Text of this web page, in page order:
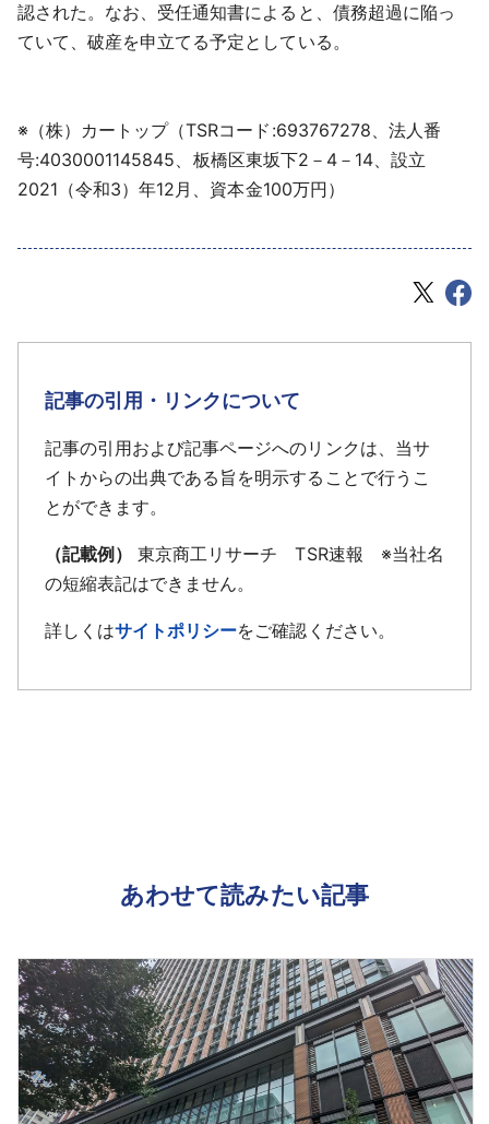
認された。なお、受任通知書によると、債務超過に陥っ
ていて、破産を申立てる予定としている。
※（株）カートップ（TSRコード:693767278、法人番
号:4030001145845、板橋区東坂下2－4－14、設立
2021（令和3）年12月、資本金100万円）
記事の引用・リンクについて
記事の引用および記事ページへのリンクは、当サ
イトからの出典である旨を明示することで行うこ
とができます。
（記載例）
東京商工リサーチ TSR速報 ※当社名
の短縮表記はできません。
詳しくはサイトポリシーをご確認ください。
あわせて読みたい記事